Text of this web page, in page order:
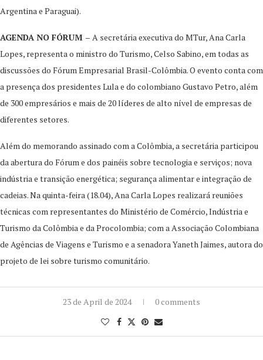
Argentina e Paraguai).
AGENDA NO FÓRUM – A secretária executiva do MTur, Ana Carla
Lopes, representa o ministro do Turismo, Celso Sabino, em todas as
discussões do Fórum Empresarial Brasil-Colômbia. O evento conta com
a presença dos presidentes Lula e do colombiano Gustavo Petro, além
de 300 empresários e mais de 20 líderes de alto nível de empresas de
diferentes setores.
Além do memorando assinado com a Colômbia, a secretária participou
da abertura do Fórum e dos painéis sobre tecnologia e serviços; nova
indústria e transição energética; segurança alimentar e integração de
cadeias. Na quinta-feira (18.04), Ana Carla Lopes realizará reuniões
técnicas com representantes do Ministério de Comércio, Indústria e
Turismo da Colômbia e da Procolombia; com a Associação Colombiana
de Agências de Viagens e Turismo e a senadora Yaneth Jaimes, autora do
projeto de lei sobre turismo comunitário.
23 de April de 2024 0 comments